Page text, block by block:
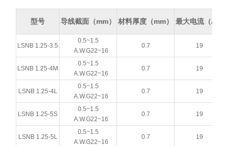
型号 导线截面（mm） 材料厚度（mm） 最大电流（A）
LSNB 1.25-3.5
0.5~1.5
A.W.G22~16
0.7 19
LSNB 1.25-4M
0.5~1.5
A.W.G22~16
0.7 19
LSNB 1.25-4L
0.5~1.5
A.W.G22~16
0.7 19
LSNB 1.25-5S
0.5~1.5
A.W.G22~16
0.7 19
LSNB 1.25-5L
0.5~1.5
A.W.G22~16
0.7 19